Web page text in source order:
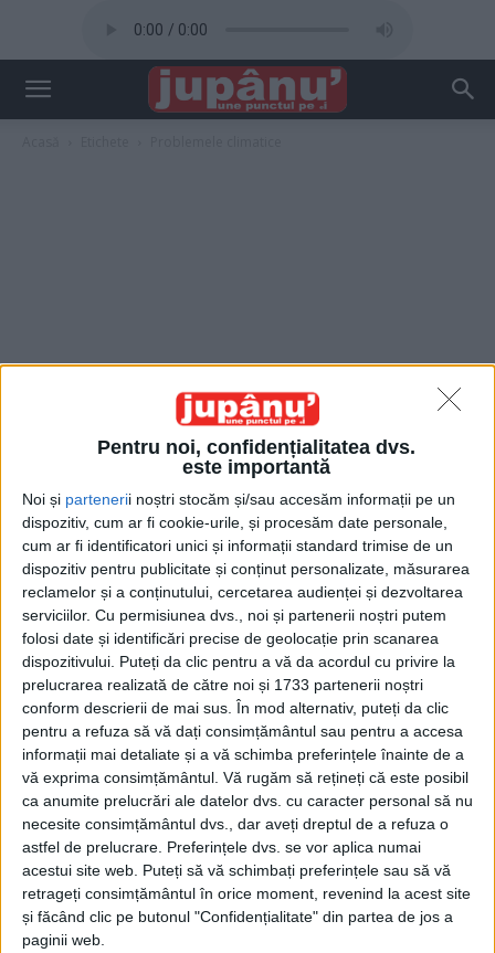
Pentru noi, confidențialitatea dvs.
este importantă
Noi și partenerii noștri stocăm și/sau accesăm informații pe un
dispozitiv, cum ar fi cookie-urile, și procesăm date personale,
cum ar fi identificatori unici și informații standard trimise de un
dispozitiv pentru publicitate și conținut personalizate, măsurarea
reclamelor și a conținutului, cercetarea audienței și dezvoltarea
serviciilor. Cu permisiunea dvs., noi și partenerii noștri putem
folosi date și identificări precise de geolocație prin scanarea
dispozitivului. Puteți da clic pentru a vă da acordul cu privire la
prelucrarea realizată de către noi și 1733 partenerii noștri
conform descrierii de mai sus. În mod alternativ, puteți da clic
pentru a refuza să vă dați consimțământul sau pentru a accesa
informații mai detaliate și a vă schimba preferințele înainte de a
vă exprima consimțământul. Vă rugăm să rețineți că este posibil
ca anumite prelucrări ale datelor dvs. cu caracter personal să nu
necesite consimțământul dvs., dar aveți dreptul de a refuza o
astfel de prelucrare. Preferințele dvs. se vor aplica numai
acestui site web. Puteți să vă schimbați preferințele sau să vă
retrageți consimțământul în orice moment, revenind la acest site
și făcând clic pe butonul "Confidențialitate" din partea de jos a
paginii web.
Etichetă: problemele climatice
Transferul pădurilor noastre
Jupanu - 28 octombrie 2023